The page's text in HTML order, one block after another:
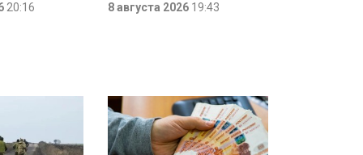
За два
20:16
Смольный выбрал место и
8 августа 2026 19:43